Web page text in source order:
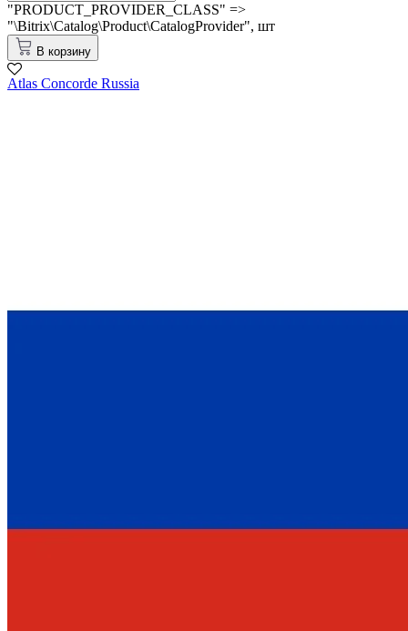
"PRODUCT_PROVIDER_CLASS" =>
"\Bitrix\Catalog\Product\CatalogProvider", шт
В корзину
Atlas Concorde Russia